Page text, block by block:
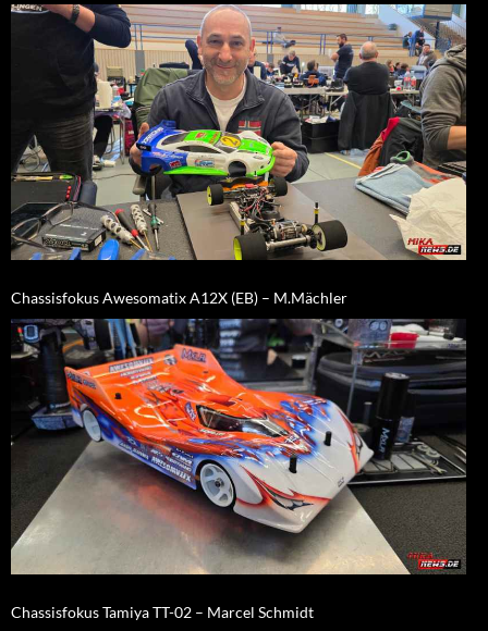
Chassisfokus Awesomatix A12X (EB) – M.Mächler
Chassisfokus Tamiya TT-02 – Marcel Schmidt